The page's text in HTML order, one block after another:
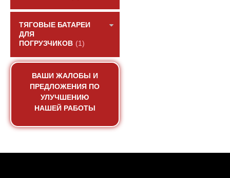
ТЯГОВЫЕ БАТАРЕИ
ДЛЯ
ПОГРУЗЧИКОВ (1)
ВАШИ ЖАЛОБЫ И
ПРЕДЛОЖЕНИЯ ПО
УЛУЧШЕНИЮ
НАШЕЙ РАБОТЫ